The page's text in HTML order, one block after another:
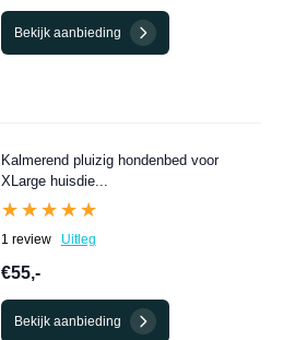
Bekijk aanbieding
Kalmerend pluizig hondenbed voor
XLarge huisdie...
★★★★★
★★★★★
1 review Uitleg
€55,-
Bekijk aanbieding